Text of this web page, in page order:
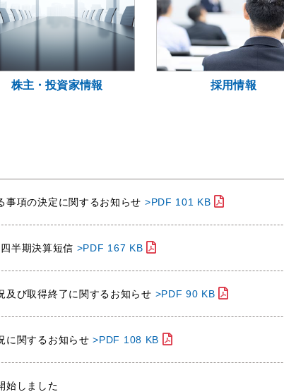
株主・投資家情報 採用情報
事項の決定に関するお知らせ >PDF 101 KB
半期決算短信 >PDF 167 KB
及び取得終了に関するお知らせ >PDF 90 KB
に関するお知らせ>PDF 108 KB
始しました